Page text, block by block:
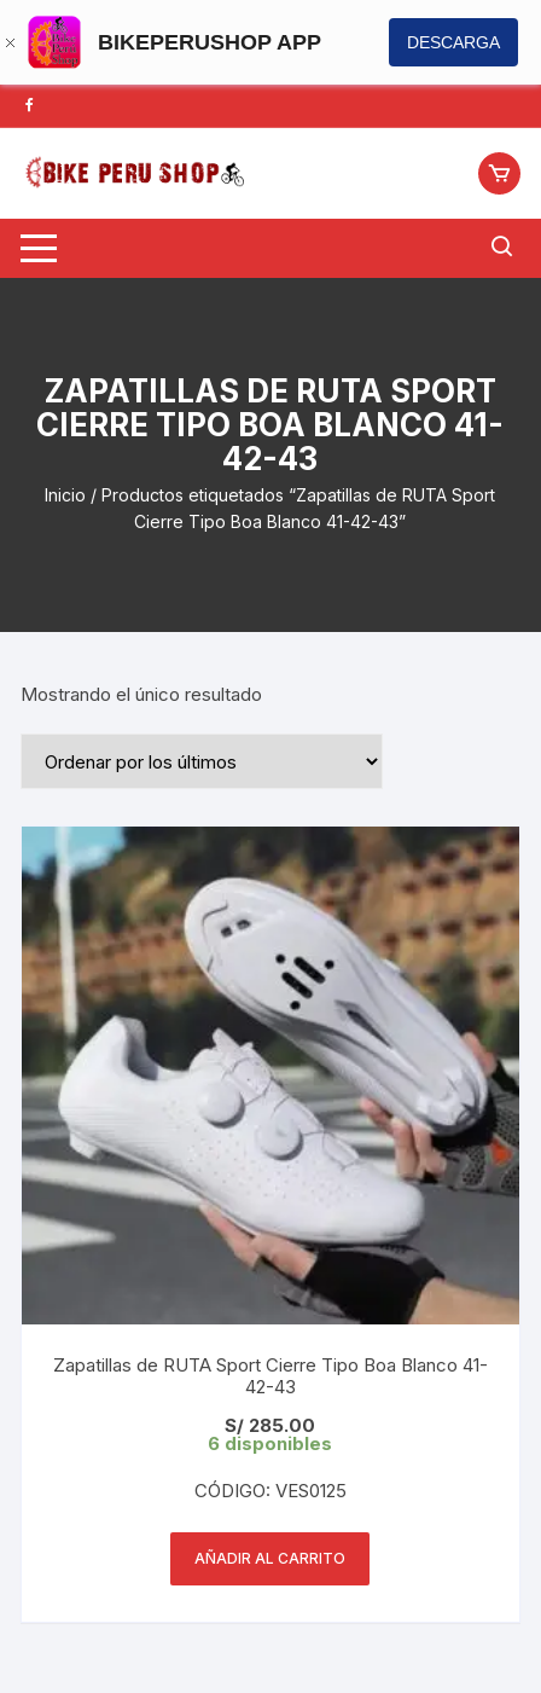
BIKEPERUSHOP APP DESCARGA
Saltar
al
contenido
ZAPATILLAS DE RUTA SPORT
CIERRE TIPO BOA BLANCO 41-
42-43
Inicio / Productos etiquetados “Zapatillas de RUTA Sport
Cierre Tipo Boa Blanco 41-42-43”
Mostrando el único resultado
Zapatillas de RUTA Sport Cierre Tipo Boa Blanco 41-
42-43
S/ 285.00
6 disponibles
CÓDIGO: VES0125
AÑADIR AL CARRITO